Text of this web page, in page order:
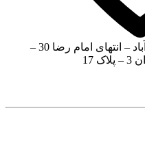
تهران - پاکدشت - اول خاتون آباد – انتهای امام رضا 30 –
17